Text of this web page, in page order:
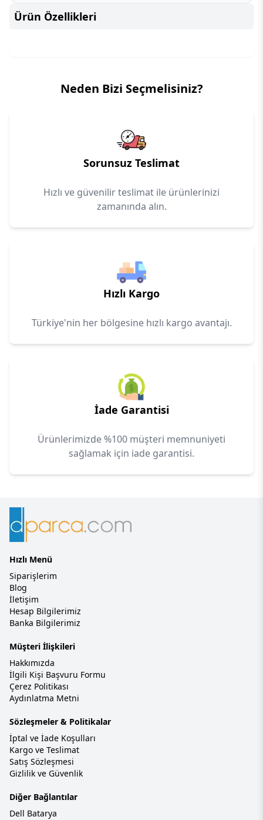
Ürün Özellikleri
Neden Bizi Seçmelisiniz?
Sorunsuz Teslimat
Hızlı ve güvenilir teslimat ile ürünlerinizi
zamanında alın.
Hızlı Kargo
Türkiye'nin her bölgesine hızlı kargo avantajı.
İade Garantisi
Ürünlerimizde %100 müşteri memnuniyeti
sağlamak için iade garantisi.
Hızlı Menü
Siparişlerim
Blog
İletişim
Hesap Bilgilerimiz
Banka Bilgilerimiz
Müşteri İlişkileri
Hakkımızda
İlgili Kişi Başvuru Formu
Çerez Politikası
Aydınlatma Metni
Sözleşmeler & Politikalar
İptal ve İade Koşulları
Kargo ve Teslimat
Satış Sözleşmesi
Gizlilik ve Güvenlik
Diğer Bağlantılar
Dell Batarya